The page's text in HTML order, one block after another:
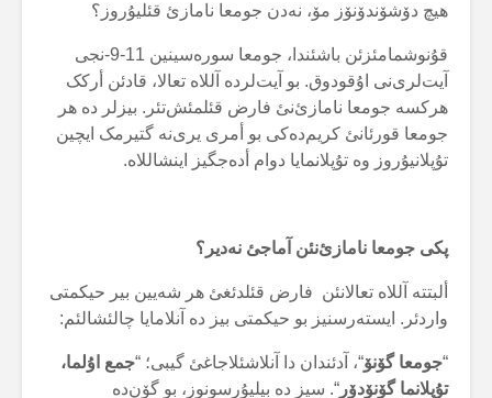
هیچ دۆشۆندۆنۆز مۆ، نەدن جومعا نامازئ قئلیۇروز؟
قۇنوشمامئزئن باشئندا، جومعا سورەسینین 11-9-نجی
آیت‌لری‌نی اۇقودوق. بو آیت‌لردە آللاە تعالا، قادئن أرکک
هرکسە جومعا نامازئ‌نئ فارض قئلمئش‌تئر. بیزلر دە هر
جومعا قورئانئ کریم‌دەکی بو أمری یری‌نە گتیرمک ایچین
تۇپلانیۇروز وە تۇپلانمایا دوام أدەجگیز اینشاللاە.
پکی جومعا نامازئ‌نئن آماجئ نەدیر؟
ألبتتە آللاە تعالانئن فارض قئلدئغئ هر شەیین بیر حیکمتی
واردئر. ایستەرسنیز بو حیکمتی بیز دە آنلامایا چالئشالئم:
“جومعا گۆنۆ“، آدئندان دا آنلاشئلاجاغئ گیبی؛ “جمع اۇلما،
تۇپلانما گۆنۆدۆر “. سیز دە بیلیۇرسونوز، بو گۆن‌دە